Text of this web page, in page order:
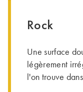
Rock
Une surface
légèrement
l'on trouve